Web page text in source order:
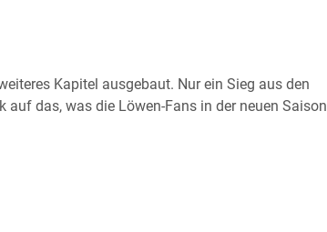
Kapitel ausgebaut. Nur ein Sieg aus den
auf das, was die Löwen-Fans in der neuen Saison